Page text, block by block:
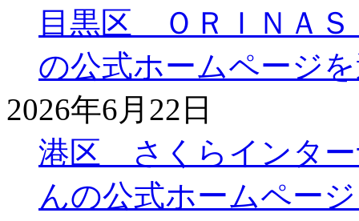
目黒区 ＯＲＩＮＡ
の公式ホームページ
2026年6月22日
港区 さくらインター
んの公式ホームペー